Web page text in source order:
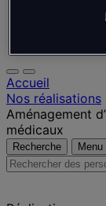
Accueil
Nos réalisations
Aménagement
médicaux
Recherche Menu
Rechercher